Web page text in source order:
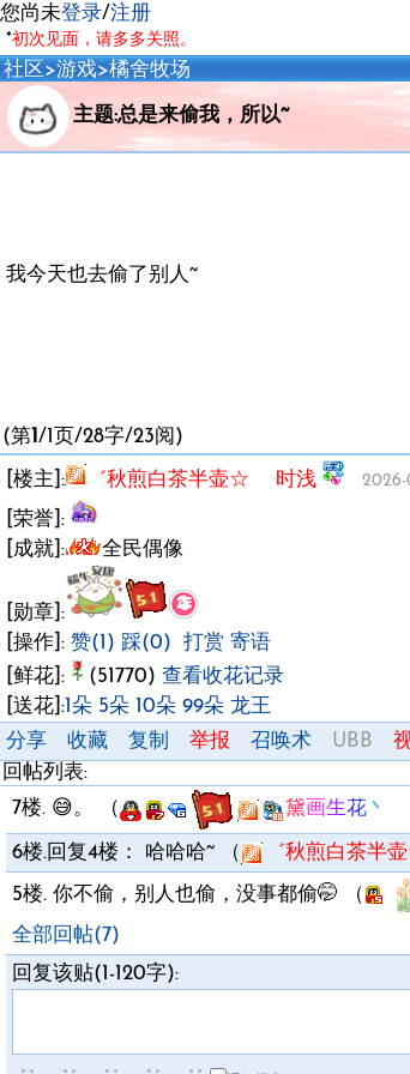
您尚未登录/注册
*初次见面，请多多关照。
社区 >游戏>橘舍牧场
主题:总是来偷我，所以~
我今天也去偷了别人~
(第1 /1页/28字/23阅)
[楼主]: ゛秋煎白茶半壶☆ 时浅 2026-
[荣誉]:
[成就]:
全民偶像
[勋章]:
[操作]: 赞(1) 踩(0) 打赏 寄语
[鲜花]:
(51770) 查看收花记录
[送花]:1朵 5朵 10朵 99朵 龙王
分享
收藏 复制 举报 召唤术 UBB
回帖列表:
7楼. 😅。 （ 黛画生花丶
6楼.回复4楼： 哈哈哈~ （ ゛秋煎白茶
5楼. 你不偷，别人也偷，没事都偷🤭 （
全部回帖(7)
回复该贴(1-120字):